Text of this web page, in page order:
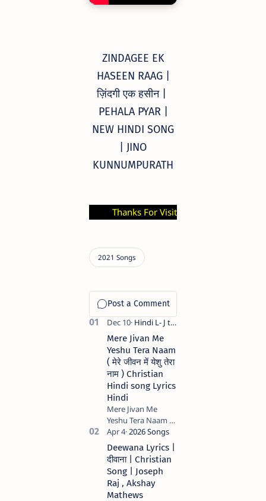
ZINDAGEE EK
HASEEN RAAG |
ज़िंदगी एक हसीन |
PEHALA PYAR |
NEW HINDI SONG
| JINO
KUNNUMPURATH
Thanks For Visiting : Praise The Lord , May
Mere Jivan Me
Yeshu Tera Naam
( मेरे जीवन में येशु तेरा
नाम ) Christian
Hindi song Lyrics
Hindi
Mere Jivan Me
Yeshu Tera Naam (
मेरे जीवन में येशु तेरा नाम )
Christian Hindi
song Lyrics Hindi
Anil Kant …
Deewana Lyrics |
दीवाना | Christian
Song | Joseph
Raj , Akshay
Mathews